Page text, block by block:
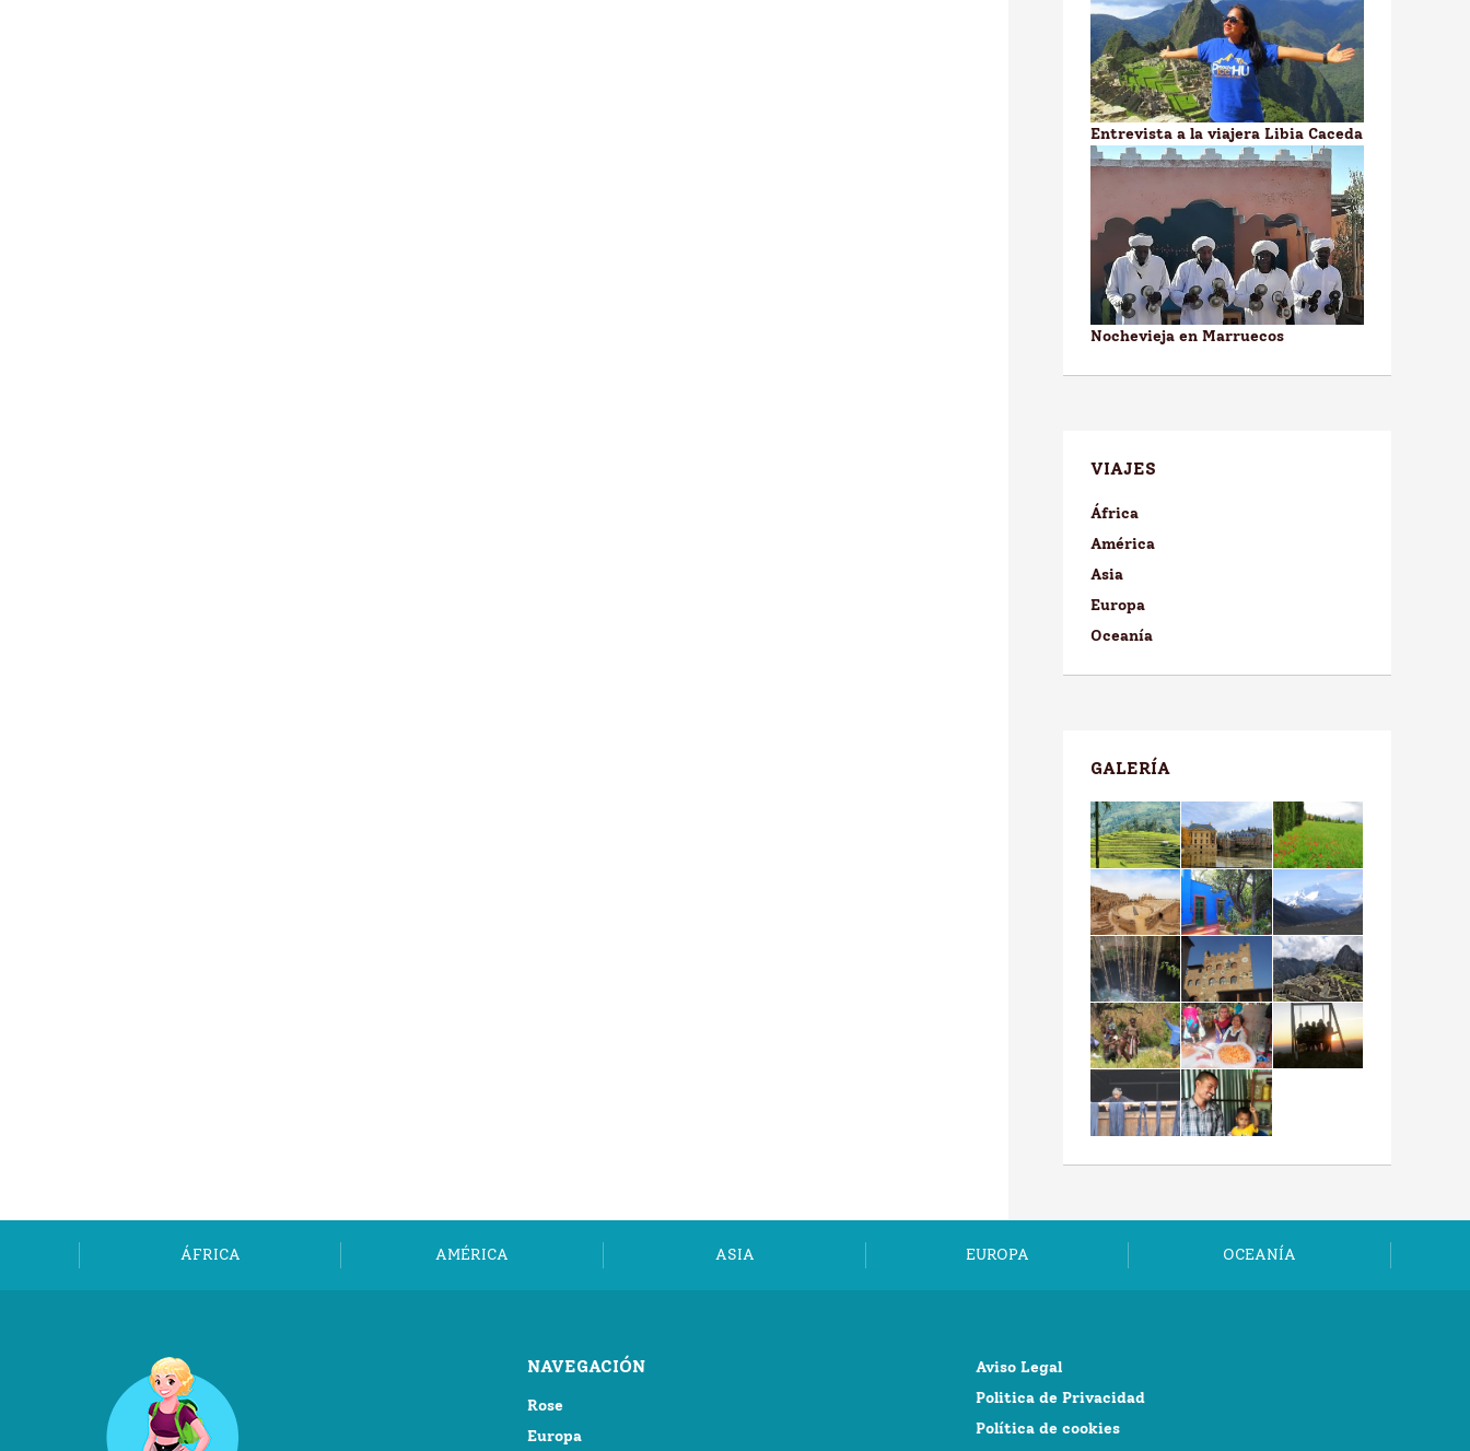
Entrevista a la viajera Libia Caceda
Nochevieja en Marruecos
VIAJES
África
América
Asia
Europa
Oceanía
GALERÍA
ÁFRICA AMÉRICA ASIA EUROPA OCEANÍA
NAVEGACIÓN
Rose
Europa
Aviso Legal
Politica de Privacidad
Política de cookies